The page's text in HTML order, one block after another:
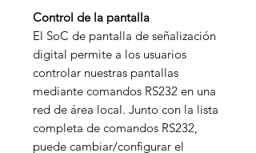
Control de la pantalla
El SoC de pantalla de señalización
digital permite a los usuarios
controlar nuestras pantallas
mediante comandos RS232 en una
red de área local. Junto con la lista
completa de comandos RS232,
puede cambiar/configurar el